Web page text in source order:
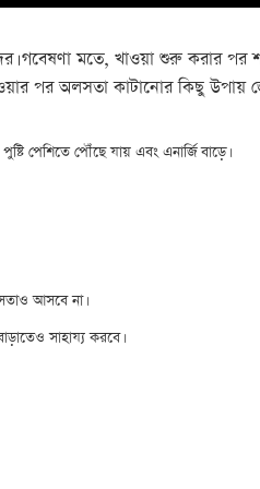
গবেষণা মতে, খাওয়া শুরু করার পর
পর অলসতা কাটানোর কিছু উপায়
পেশিতে পৌঁছে যায় এবং এনার্জি বাড়ে।
আসবে না।
সাহায্য করবে।